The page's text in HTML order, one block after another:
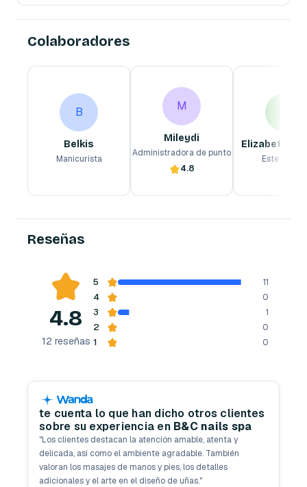
Colaboradores
B
Belkis
Manicurista
Manicurista
M
Mileydi
Administradora de punto
4.8
Elizabeth
Esteticistas
Esteticistas
Reseñas
4.8
12 reseñas
5 11
4 0
3 1
2 0
1 0
te cuenta lo que han dicho otros clientes
sobre su experiencia en B&C nails spa
"Los clientes destacan la atención amable, atenta y
delicada, así como el ambiente agradable. También
valoran los masajes de manos y pies, los detalles
adicionales y el arte en el diseño de uñas."